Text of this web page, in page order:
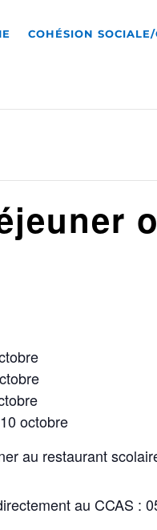
COHÉSION SOCIALE/
octobre
au restaurant
au CCAS :